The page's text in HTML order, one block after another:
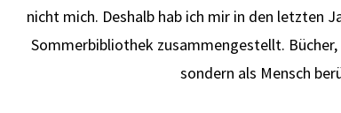
nicht mich. Deshalb hab ich mir in den letzten
Sommerbibliothek zusammengestellt.
sondern als Mensch